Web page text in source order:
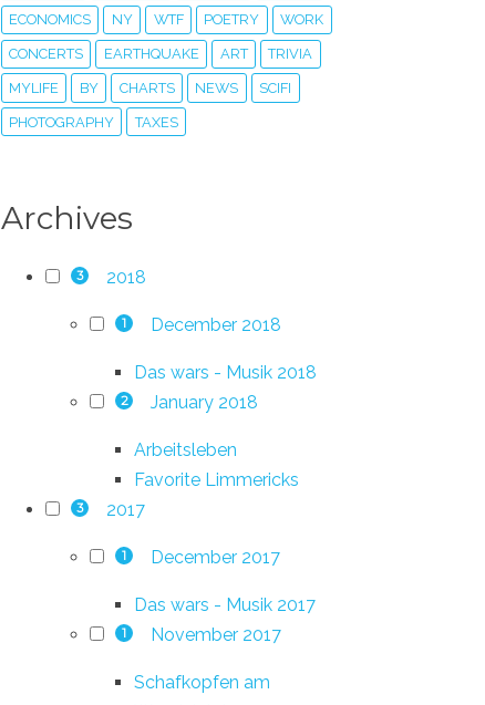
ECONOMICS NY WTF POETRY WORK
CONCERTS EARTHQUAKE ART TRIVIA
MYLIFE BY CHARTS NEWS SCIFI
PHOTOGRAPHY TAXES
Archives
3 2018
1 December 2018
Das wars - Musik 2018
2 January 2018
Arbeitsleben
Favorite Limmericks
3 2017
1 December 2017
Das wars - Musik 2017
1 November 2017
Schafkopfen am